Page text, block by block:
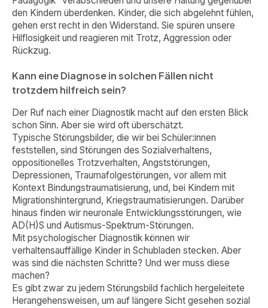
den Kindern überdenken. Kinder, die sich abgelehnt fühlen,
gehen erst recht in den Widerstand. Sie spüren unsere
Hilflosigkeit und reagieren mit Trotz, Aggression oder
Rückzug.
Kann eine Diagnose in solchen Fällen nicht
trotzdem hilfreich sein?
Der Ruf nach einer Diagnostik macht auf den ersten Blick
schon Sinn. Aber sie wird oft überschätzt.
Typische Störungsbilder, die wir bei Schüler:innen
feststellen, sind Störungen des Sozialverhaltens,
oppositionelles Trotzverhalten, Angststörungen,
Depressionen, Traumafolgestörungen, vor allem mit
Kontext Bindungstraumatisierung, und, bei Kindern mit
Migrationshintergrund, Kriegstraumatisierungen. Darüber
hinaus finden wir neuronale Entwicklungsstörungen, wie
AD(H)S und Autismus-Spektrum-Störungen.
Mit psychologischer Diagnostik können wir
verhaltensauffällige Kinder in Schubladen stecken. Aber
was sind die nächsten Schritte? Und wer muss diese
machen?
Es gibt zwar zu jedem Störungsbild fachlich hergeleitete
Herangehensweisen, um auf längere Sicht gesehen sozial